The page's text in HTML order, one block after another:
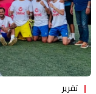
تقرير